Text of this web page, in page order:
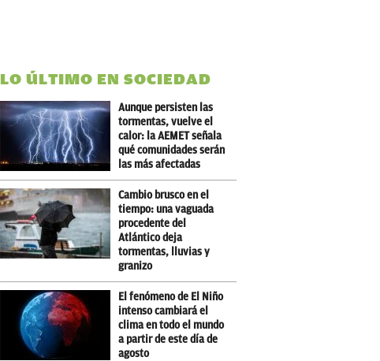
LO ÚLTIMO EN SOCIEDAD
Aunque persisten las
tormentas, vuelve el
calor: la AEMET señala
qué comunidades serán
las más afectadas
Cambio brusco en el
tiempo: una vaguada
procedente del
Atlántico deja
tormentas, lluvias y
granizo
El fenómeno de El Niño
intenso cambiará el
clima en todo el mundo
a partir de este día de
agosto